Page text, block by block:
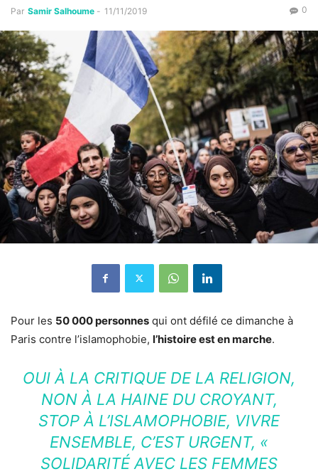
Par Samir Salhoume - 11/11/2019 0
Pour les 50 000 personnes qui ont défilé ce dimanche à
Paris contre l’islamophobie, l’histoire est en marche.
OUI À LA CRITIQUE DE LA RELIGION,
NON À LA HAINE DU CROYANT,
STOP À L’ISLAMOPHOBIE, VIVRE
ENSEMBLE, C’EST URGENT, «
SOLIDARITÉ AVEC LES FEMMES